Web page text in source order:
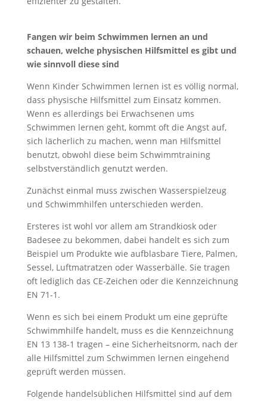
Fangen wir beim Schwimmen lernen an und
schauen, welche physischen Hilfsmittel es gibt und
wie sinnvoll diese sind
Wenn Kinder Schwimmen lernen ist es völlig normal,
dass physische Hilfsmittel zum Einsatz kommen.
Wenn es allerdings bei Erwachsenen ums
Schwimmen lernen geht, kommt oft die Angst auf,
sich lächerlich zu machen, wenn man Hilfsmittel
benutzt, obwohl diese beim Schwimmtraining
selbstverständlich genutzt werden.
Zunächst einmal muss zwischen Wasserspielzeug
und Schwimmhilfen unterschieden werden.
Ersteres ist wohl vor allem am Strandkiosk oder
Badesee zu bekommen, dabei handelt es sich zum
Beispiel um Produkte wie aufblasbare Tiere, Palmen,
Sessel, Luftmatratzen oder Wasserbälle. Sie tragen
oft lediglich das CE-Zeichen oder die Kennzeichnung
EN 71-1.
Wenn es sich bei einem Produkt um eine geprüfte
Schwimmhilfe handelt, muss es die Kennzeichnung
EN 13 138-1 tragen – eine Sicherheitsnorm, nach der
alle Hilfsmittel zum Schwimmen lernen eingehend
geprüft werden müssen.
Folgende handelsüblichen Hilfsmittel sind auf dem